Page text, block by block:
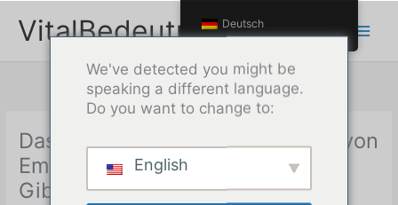
InhaltVitalBedeutung
Das Werkzeug zur Verarbeitung von
Emotionen, basierend auf Thais
Gibsons Lehren
Deutsch
We've detected you might be
speaking a different language.
Do you want to change to:
English